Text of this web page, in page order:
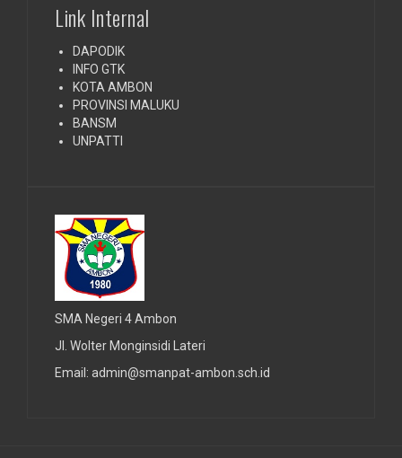
Link Internal
DAPODIK
INFO GTK
KOTA AMBON
PROVINSI MALUKU
BANSM
UNPATTI
SMA Negeri 4 Ambon
Jl. Wolter Monginsidi Lateri
Email: admin@smanpat-ambon.sch.id